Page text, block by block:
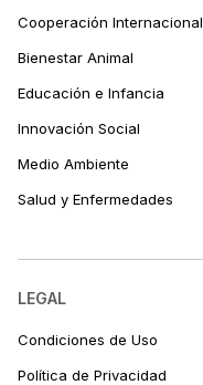
Cooperación Internacional
Bienestar Animal
Educación e Infancia
Innovación Social
Medio Ambiente
Salud y Enfermedades
LEGAL
Condiciones de Uso
Política de Privacidad